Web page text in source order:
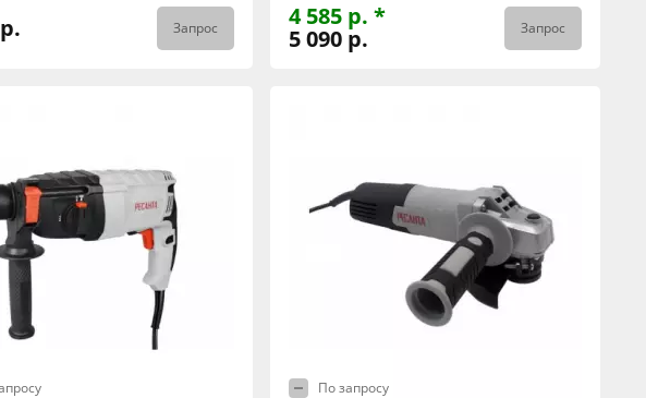
Запрос 4 585 р. *
5 090 р. Запрос
По запросу